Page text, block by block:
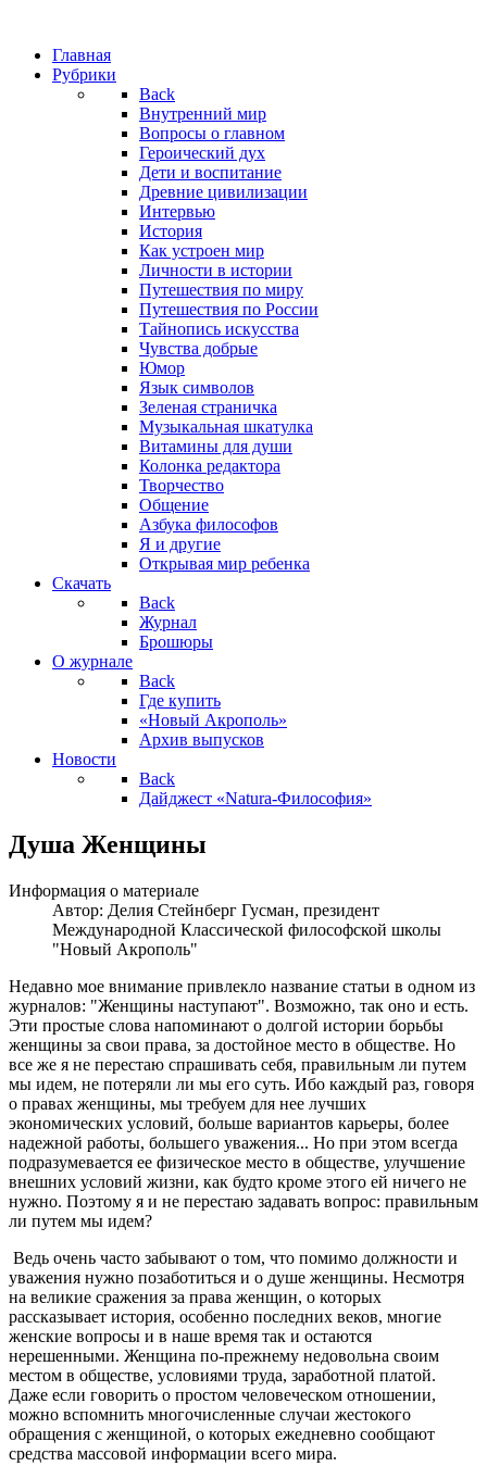
Главная
Рубрики
Back
Внутренний мир
Вопросы о главном
Героический дух
Дети и воспитание
Древние цивилизации
Интервью
История
Как устроен мир
Личности в истории
Путешествия по миру
Путешествия по России
Тайнопись искусства
Чувства добрые
Юмор
Язык символов
Зеленая страничка
Музыкальная шкатулка
Витамины для души
Колонка редактора
Творчество
Общение
Азбука философов
Я и другие
Открывая мир ребенка
Скачать
Back
Журнал
Брошюры
О журнале
Back
Где купить
«Новый Акрополь»
Архив выпусков
Новости
Back
Дайджест «Natura-Философия»
Душа Женщины
Информация о материале
Автор: Делия Стейнберг Гусман, президент
Международной Классической философской школы
"Новый Акрополь"
Недавно мое внимание привлекло название статьи в одном из
журналов: "Женщины наступают". Возможно, так оно и есть.
Эти простые слова напоминают о долгой истории борьбы
женщины за свои права, за достойное место в обществе. Но
все же я не перестаю спрашивать себя, правильным ли путем
мы идем, не потеряли ли мы его суть. Ибо каждый раз, говоря
о правах женщины, мы требуем для нее лучших
экономических условий, больше вариантов карьеры, более
надежной работы, большего уважения... Но при этом всегда
подразумевается ее физическое место в обществе, улучшение
внешних условий жизни, как будто кроме этого ей ничего не
нужно. Поэтому я и не перестаю задавать вопрос: правильным
ли путем мы идем?
Ведь очень часто забывают о том, что помимо должности и
уважения нужно позаботиться и о душе женщины. Несмотря
на великие сражения за права женщин, о которых
рассказывает история, особенно последних веков, многие
женские вопросы и в наше время так и остаются
нерешенными. Женщина по-прежнему недовольна своим
местом в обществе, условиями труда, заработной платой.
Даже если говорить о простом человеческом отношении,
можно вспомнить многочисленные случаи жестокого
обращения с женщиной, о которых ежедневно сообщают
средства массовой информации всего мира.